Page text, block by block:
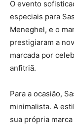
O evento
especiais para
Meneghel, e o
prestigiaram a
marcada por
anfitriã.
Para a ocasião,
minimalista. A
sua própria